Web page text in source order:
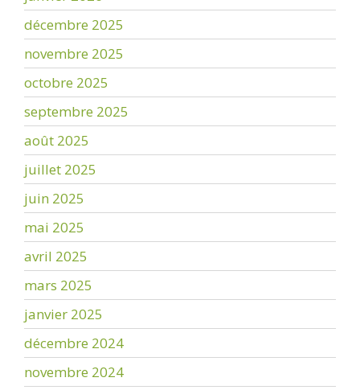
décembre 2025
novembre 2025
octobre 2025
septembre 2025
août 2025
juillet 2025
juin 2025
mai 2025
avril 2025
mars 2025
janvier 2025
décembre 2024
novembre 2024